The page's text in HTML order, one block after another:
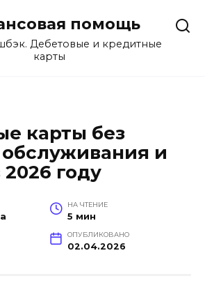
помощь
Дебетовые и кредитные
карты
карты без
обслуживания и
2026 году
НА ЧТЕНИЕ
5 мин
ОПУБЛИКОВАНО
02.04.2026